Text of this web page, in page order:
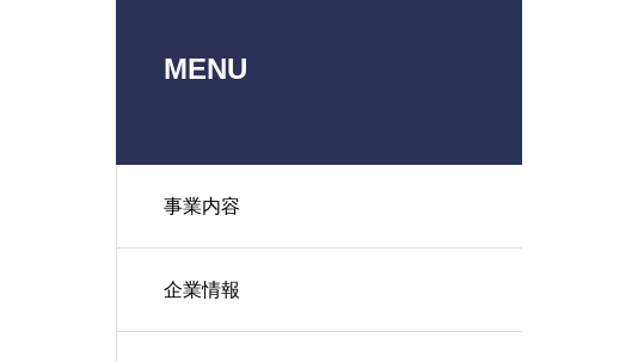
Labor
Association
e-asy電子申
MENU
事業内容
企業情報